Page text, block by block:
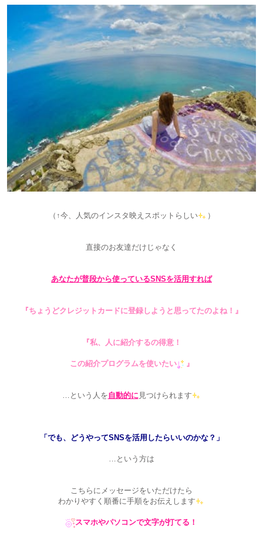
（↑今、人気のインスタ映えスポットらしい ）
直接のお友達だけじゃなく
あなたが普段から使っているSNSを活用すれば
『ちょうどクレジットカードに登録しようと思ってたのよね！』
『私、人に紹介するの得意！
この紹介プログラムを使いたい 』
…という人を自動的に 見つけられます
「でも、どうやってSNSを活用したらいいのかな？」
…という方は
こちらにメッセージをいただけたら
わかりやすく順番に手順をお伝えします
スマホやパソコンで文字が打てる！